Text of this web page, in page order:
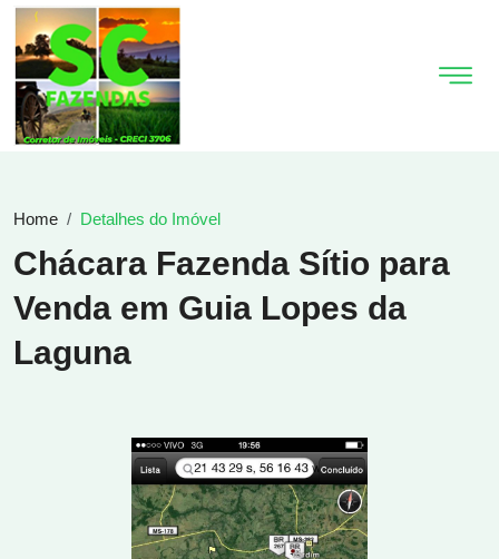
Home Detalhes do Imóvel
Chácara Fazenda Sítio para
Venda em Guia Lopes da
Laguna